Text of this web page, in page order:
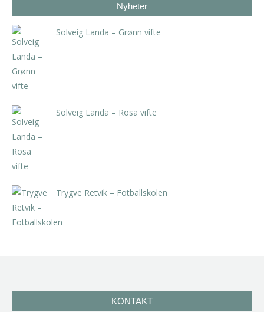
Nyheter
Solveig Landa – Grønn vifte
Solveig Landa – Rosa vifte
Trygve Retvik – Fotballskolen
KONTAKT